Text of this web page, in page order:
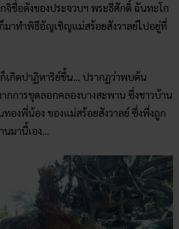
จิชื่อดังของประจวบฯ พระธีศักดิ์ ฉันทะโก
มาทำพิธีอัญเชิญแม่สร้อยสังวาลย์ไปอยู่ที่
เกิดปาฏิหาริย์ขึ้น… ปรากฏว่าพบต้น
กการขุดลอกคลองบางสะพาน ซึ่งชาวบ้าน
ทองพี่น้อง ของแม่สร้อยสังวาลย์ ซึ่งพึ่งถูก
มานี้เอง…